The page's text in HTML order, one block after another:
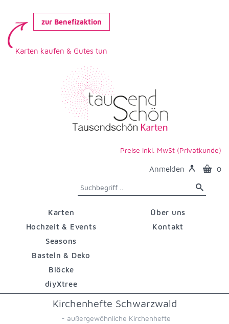
zur Benefizaktion
Karten kaufen & Gutes tun
Preise inkl. MwSt (Privatkunde)
Anmelden 0
Karten
Hochzeit & Events
Seasons
Basteln & Deko
Blöcke
diyXtree
Über uns
Kontakt
Kirchenhefte Schwarzwald
- außergewöhnliche Kirchenhefte